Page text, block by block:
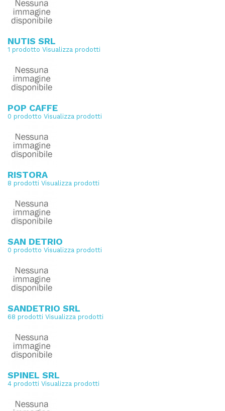
NUTIS SRL
1 prodotto Visualizza prodotti
POP CAFFE
0 prodotto Visualizza prodotti
RISTORA
8 prodotti Visualizza prodotti
SAN DETRIO
0 prodotto Visualizza prodotti
SANDETRIO SRL
68 prodotti Visualizza prodotti
SPINEL SRL
4 prodotti Visualizza prodotti